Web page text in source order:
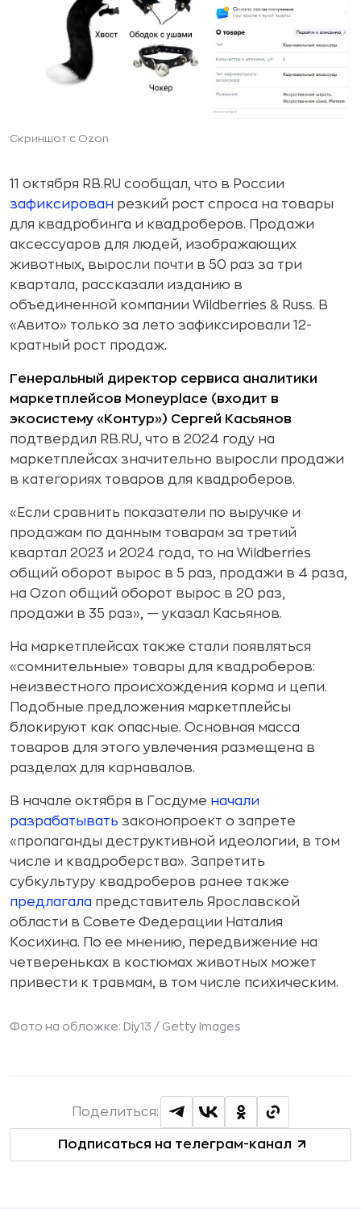
Скриншот с Ozon
11 октября RB.RU сообщал, что в России
зафиксирован резкий рост спроса на товары
для квадробинга и квадроберов. Продажи
аксессуаров для людей, изображающих
животных, выросли почти в 50 раз за три
квартала, рассказали изданию в
объединенной компании Wildberries & Russ. В
«Авито» только за лето зафиксировали 12-
кратный рост продаж.
Генеральный директор сервиса аналитики
маркетплейсов Moneyplace (входит в
экосистему «Контур») Сергей Касьянов
подтвердил RB.RU, что в 2024 году на
маркетплейсах значительно выросли продажи
в категориях товаров для квадроберов.
«Если сравнить показатели по выручке и
продажам по данным товарам за третий
квартал 2023 и 2024 года, то на Wildberries
общий оборот вырос в 5 раз, продажи в 4 раза,
на Ozon общий оборот вырос в 20 раз,
продажи в 35 раз», — указал Касьянов.
На маркетплейсах также стали появляться
«сомнительные» товары для квадроберов:
неизвестного происхождения корма и цепи.
Подобные предложения маркетплейсы
блокируют как опасные. Основная масса
товаров для этого увлечения размещена в
разделах для карнавалов.
В начале октября в Госдуме начали
разрабатывать законопроект о запрете
«пропаганды деструктивной идеологии, в том
числе и квадроберства». Запретить
субкультуру квадроберов ранее также
предлагала представитель Ярославской
области в Совете Федерации Наталия
Косихина. По ее мнению, передвижение на
четвереньках в костюмах животных может
привести к травмам, в том числе психическим.
Фото на обложке: Diy13 / Getty Images
Подписаться на телеграм-канал
Поделиться: